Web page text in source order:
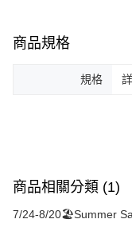
商品規格
規格
商品相關分類 (1)
7/24-8/20🏖️Summer